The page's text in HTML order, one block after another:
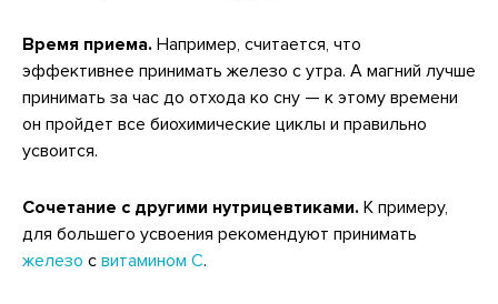
Время приема. Например, считается, что
эффективнее принимать железо с утра. А магний лучше
принимать за час до отхода ко сну — к этому времени
он пройдет все биохимические циклы и правильно
усвоится.
Сочетание с другими нутрицевтиками. К примеру,
для большего усвоения рекомендуют принимать
железо с витамином С.